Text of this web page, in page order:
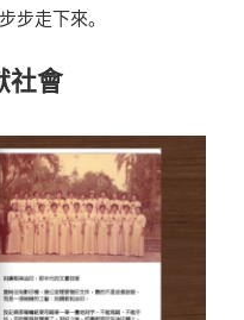
步走下來。
社會